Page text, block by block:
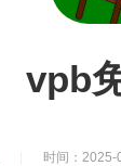
vpb
时间：2025-